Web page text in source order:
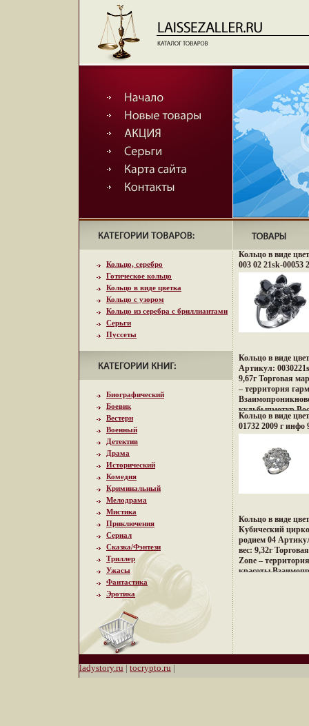
Кольцо, серебро
Готическое кольцо
Кольцо в виде цветка
Кольцо с узором
Кольцо из серебра с бриллиантами
Серьги
Пуссеты
Биографический
Боевик
Вестерн
Военный
Детектив
Драма
Исторический
Комедия
Криминальный
Мелодрама
Мистика
Приключения
Сериал
Сказка/Фэнтези
Триллер
Ужасы
Фантастика
Эротика
Кольцо в виде
003 02 21sk-00053
Кольцо в виде
Артикул:
9,67г Торговая
– территория
кульбыпмотур
контрастов и
Настроения
индийских
коралловых
Бали, динамика
шедеврах Zen
образ Украшения
привилегию
менять и
образ,
настроения и
Кольцо в виде
01732 2009 г инфо
Кольцо в виде
Кубический
родием 04
вес: 9,32г
Zone –
красоты
Милана – все это
шедеврах Zen
ladystory.ru | tocrypto.ru |